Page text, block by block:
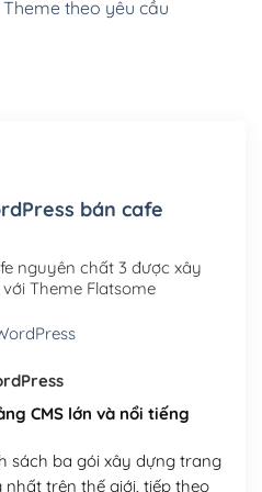
site Wordpress(+100,000₫)
.net .org (1 năm)
(+300,000₫)
(1 năm)
(+450,000₫)
(+550,000₫)
(+950,000₫)
theo yêu cầu
bán cafe
nguyên chất 3 được xây
Theme Flatsome
CMS lớn và nổi tiếng
sách ba gói xây dựng trang
trên thế giới, tiếp theo